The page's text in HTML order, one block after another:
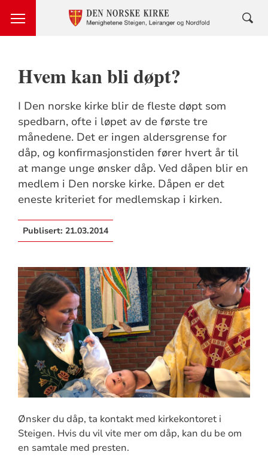
Hvem kan bli døpt?
I Den norske kirke blir de fleste døpt som
spedbarn, ofte i løpet av de første tre
månedene. Det er ingen aldersgrense for
dåp, og konfirmasjonstiden fører hvert år til
at mange unge ønsker dåp. Ved dåpen blir en
medlem i Den norske kirke. Dåpen er det
eneste kriteriet for medlemskap i kirken.
Publisert: 21.03.2014
Ønsker du dåp, ta kontakt med kirkekontoret i
Steigen. Hvis du vil vite mer om dåp, kan du be om
en samtale med presten.